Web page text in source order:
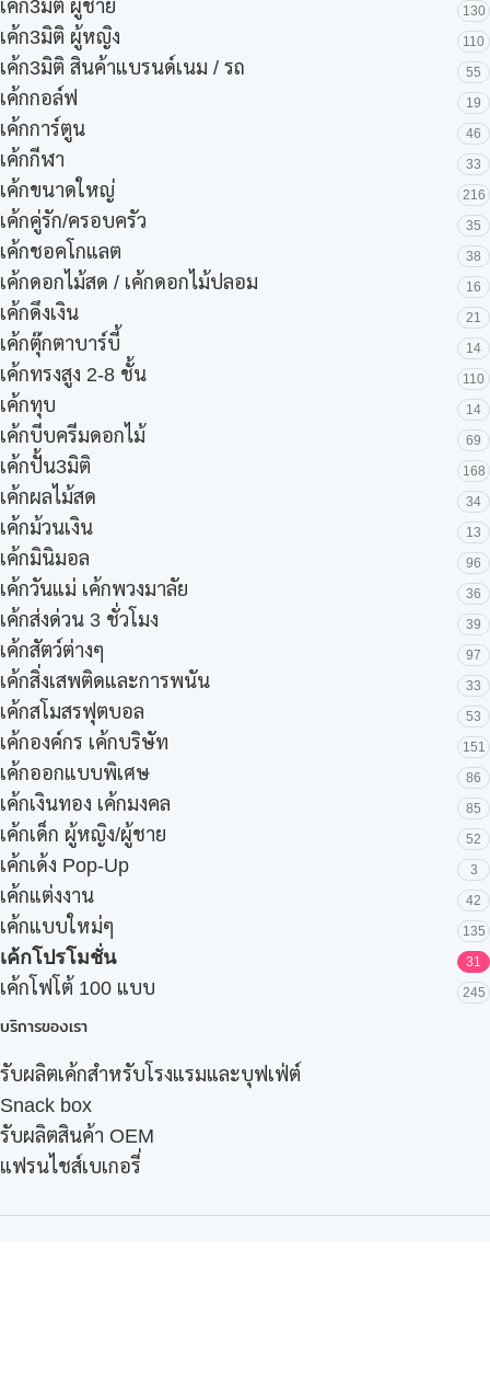
เค้ก3มิติ ผู้ชาย 130
เค้ก3มิติ ผู้หญิง 110
เค้ก3มิติ สินค้าแบรนด์เนม / รถ 55
เค้กกอล์ฟ 19
เค้กการ์ตูน 46
เค้กกีฬา 33
เค้กขนาดใหญ่ 216
เค้กคู่รัก/ครอบครัว 35
เค้กชอคโกแลต 38
เค้กดอกไม้สด / เค้กดอกไม้ปลอม 16
เค้กดึงเงิน 21
เค้กตุ๊กตาบาร์บี้ 14
เค้กทรงสูง 2-8 ชั้น 110
เค้กทุบ 14
เค้กบีบครีมดอกไม้ 69
เค้กปั้น3มิติ 168
เค้กผลไม้สด 34
เค้กม้วนเงิน 13
เค้กมินิมอล 96
เค้กวันแม่ เค้กพวงมาลัย 36
เค้กส่งด่วน 3 ชั่วโมง 39
เค้กสัตว์ต่างๆ 97
เค้กสิ่งเสพติดและการพนัน 33
เค้กสโมสรฟุตบอล 53
เค้กองค์กร เค้กบริษัท 151
เค้กออกแบบพิเศษ 86
เค้กเงินทอง เค้กมงคล 85
เค้กเด็ก ผู้หญิง/ผู้ชาย 52
เค้กเด้ง Pop-Up 3
เค้กแต่งงาน 42
เค้กแบบใหม่ๆ 135
เค้กโปรโมชั่น 31
เค้กโฟโต้ 100 แบบ 245
บริการของเรา
รับผลิตเค้กสำหรับโรงแรมและบุฟเฟ่ต์
Snack box
รับผลิตสินค้า OEM
แฟรนไชส์เบเกอรี่